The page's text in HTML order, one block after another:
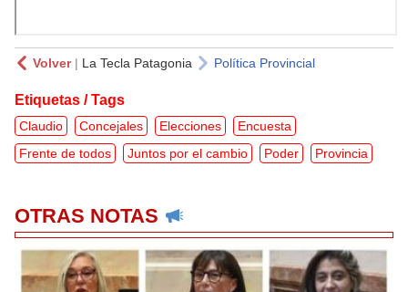
Volver| La Tecla Patagonia Política Provincial
Etiquetas / Tags
Claudio Concejales Elecciones
Encuesta
Frente de todos
Juntos por el cambio Poder Provincia
OTRAS NOTAS